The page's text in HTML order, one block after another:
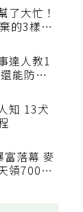
看更多
了大忙！
的3樣物
達人教1
能防髒
知 13犬